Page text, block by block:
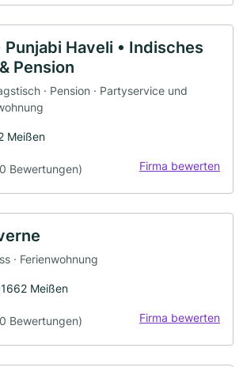
Punjabi Haveli • Indisches
Pension
· Pension · Partyservice und
Meißen
Bewertungen) Firma bewerten
· Ferienwohnung
Meißen
Bewertungen) Firma bewerten